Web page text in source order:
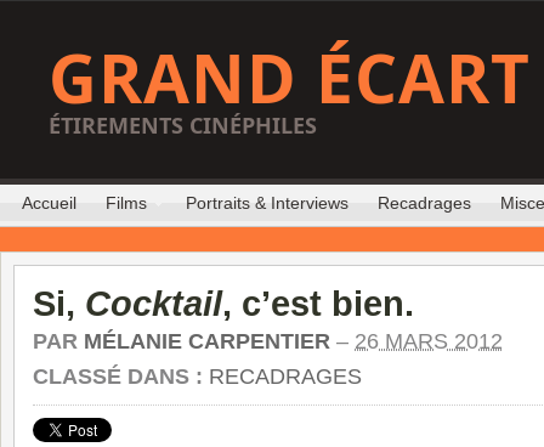
GRAND ÉCART
ÉTIREMENTS CINÉPHILES
Accueil Films Portraits & Interviews Recadrages
Si, Cocktail, c’est bien.
PAR MÉLANIE CARPENTIER – 26 MARS 2012
CLASSÉ DANS : RECADRAGES